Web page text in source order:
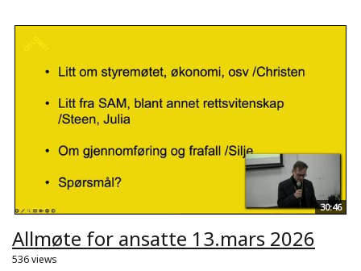
30:46
Allmøte for ansatte 13.mars 2026
536 views